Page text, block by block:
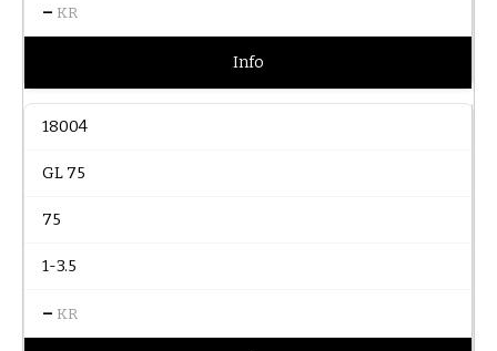
– KR
Info
18004
GL 75
75
1-3.5
– KR